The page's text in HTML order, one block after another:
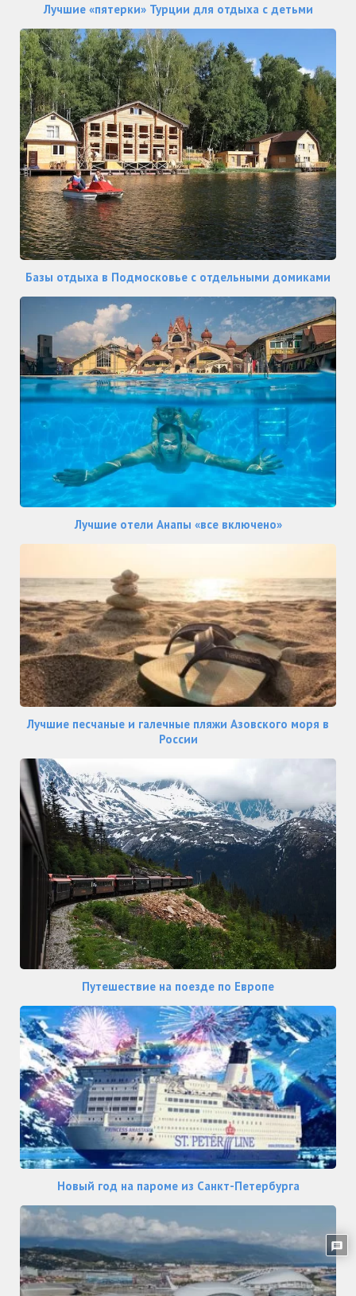
Лучшие «пятерки» Турции для отдыха с детьми
Базы отдыха в Подмосковье с отдельными домиками
Лучшие отели Анапы «все включено»
Лучшие песчаные и галечные пляжи Азовского моря в
России
Путешествие на поезде по Европе
Новый год на пароме из Санкт-Петербурга